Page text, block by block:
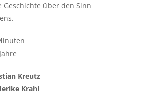
Geschichte über den Sinn
Kreutz
Krahl